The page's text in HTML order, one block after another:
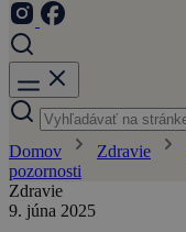
Domov Zdravie
pozornosti
Zdravie
9. júna 2025